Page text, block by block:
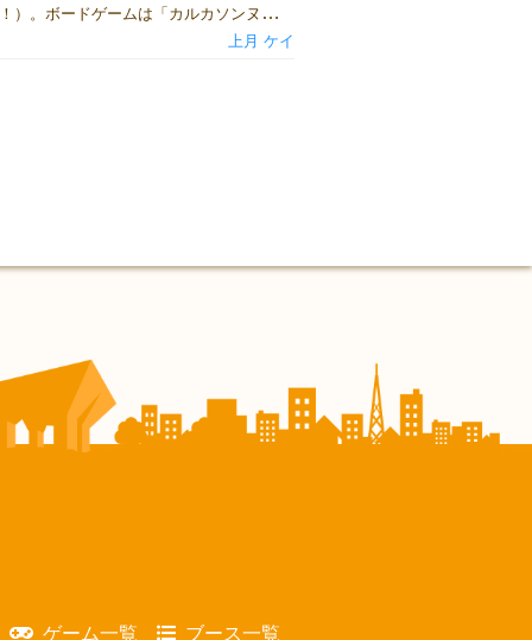
２０１２年よりサークル「Meim」でデジタルゲームを作ってきました（ホームページで公開してます……よろしければ！）。ボードゲームは「カルカソンヌ」や「操り人形」と出会っていらいず〜っと趣味で好き。個人的にこっそりと作ってたはいたのですが、とうとう２０１９年ゲームマーケットで初参戦！ かんたんだけど奥深いゲーム性を出したい！！！
上月 ケイ
ゲーム一覧 ブース一覧